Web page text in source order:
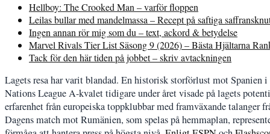
Hellboy: The Crooked Man – varför floppen
Leilas bullar med mandelmassa – Recept på saftiga
Ingen annan rör mig som du – text, ackord & betydelse
Marvel Rivals Tier List Säsong 9 (2026) – Bästa Hjältarna
Tack för den här tiden på jobbet – skriv avtackningen
Lagets resa har varit blandad. En historisk storförlust mot Spanien
Nations League A-kvalet tidigare under året visade på lagets
erfarenhet från europeiska toppklubbar med framväxande talanger
Dagens match mot Rumänien, som spelas på hemmaplan,